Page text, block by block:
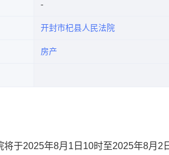
开封市杞县人民法院
房产
将于2025年8月 1 日 10时至2025年8月 2